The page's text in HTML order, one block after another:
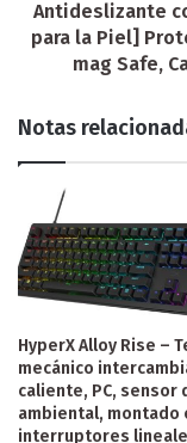
Antideslizante
para la Piel]
mag Safe,
Notas
HyperX Alloy Rise –
mecánico
caliente, PC, sensor
ambiental, montado
interruptores